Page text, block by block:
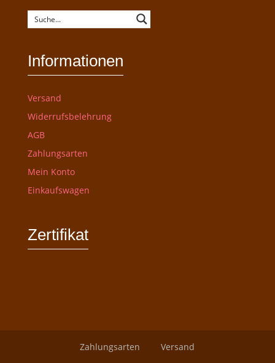
Informationen
Versand
Widerrufsbelehrung
AGB
Zahlungsarten
Mein Konto
Einkaufswagen
Zertifikat
Zahlungsarten Versand